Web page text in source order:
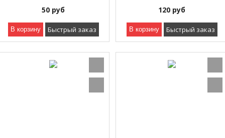
50 руб
В корзину Быстрый заказ
120 руб
В корзину Быстрый заказ